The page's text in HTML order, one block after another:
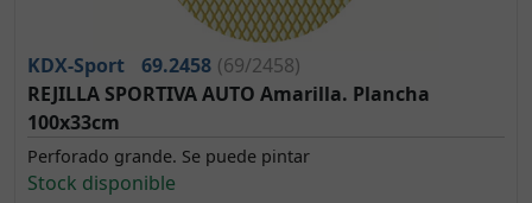
KDX-Sport 69.2458 (69/2458)
REJILLA SPORTIVA AUTO Amarilla. Plancha
100x33cm
Perforado grande. Se puede pintar
Stock disponible